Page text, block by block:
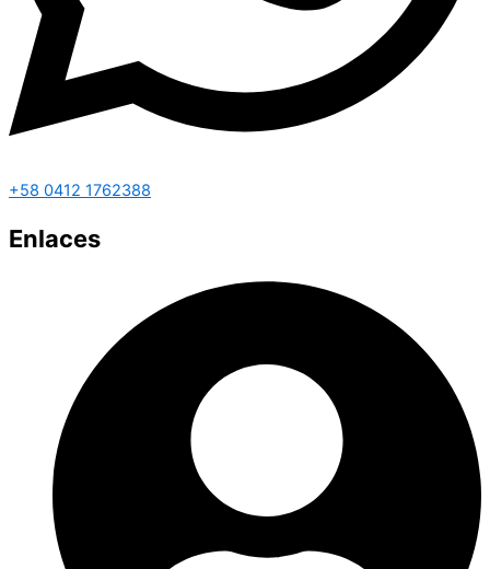
+58 0412 1762388
Enlaces